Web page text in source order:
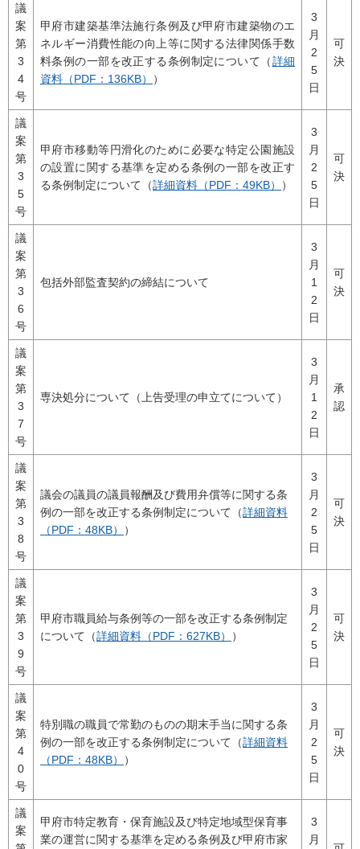
議
案
第
3
4
号
甲府市建築基準法施行条例及び甲府市建築物のエ
ネルギー消費性能の向上等に関する法律関係手数
料条例の一部を改正する条例制定について（詳細
資料（PDF：136KB）
）
3
月
2
5
日
可
決
議
案
第
3
5
号
甲府市移動等円滑化のために必要な特定公園施設
の設置に関する基準を定める条例の一部を改正す
る条例制定について（詳細資料（PDF：49KB） ）
3
月
2
5
日
可
決
議
案
第
3
6
号
包括外部監査契約の締結について
3
月
1
2
日
可
決
議
案
第
3
7
号
専決処分について（上告受理の申立てについて）
3
月
1
2
日
承
認
議
案
第
3
8
号
議会の議員の議員報酬及び費用弁償等に関する条
例の一部を改正する条例制定について（詳細資料
（PDF：48KB）
）
3
月
2
5
日
可
決
議
案
第
3
9
号
甲府市職員給与条例等の一部を改正する条例制定
について（詳細資料（PDF：627KB） ）
3
月
2
5
日
可
決
議
案
第
4
0
号
特別職の職員で常勤のものの期末手当に関する条
例の一部を改正する条例制定について（詳細資料
（PDF：48KB）
）
3
月
2
5
日
可
決
議
案
甲府市特定教育・保育施設及び特定地域型保育事
業の運営に関する基準を定める条例及び甲府市家
3
月